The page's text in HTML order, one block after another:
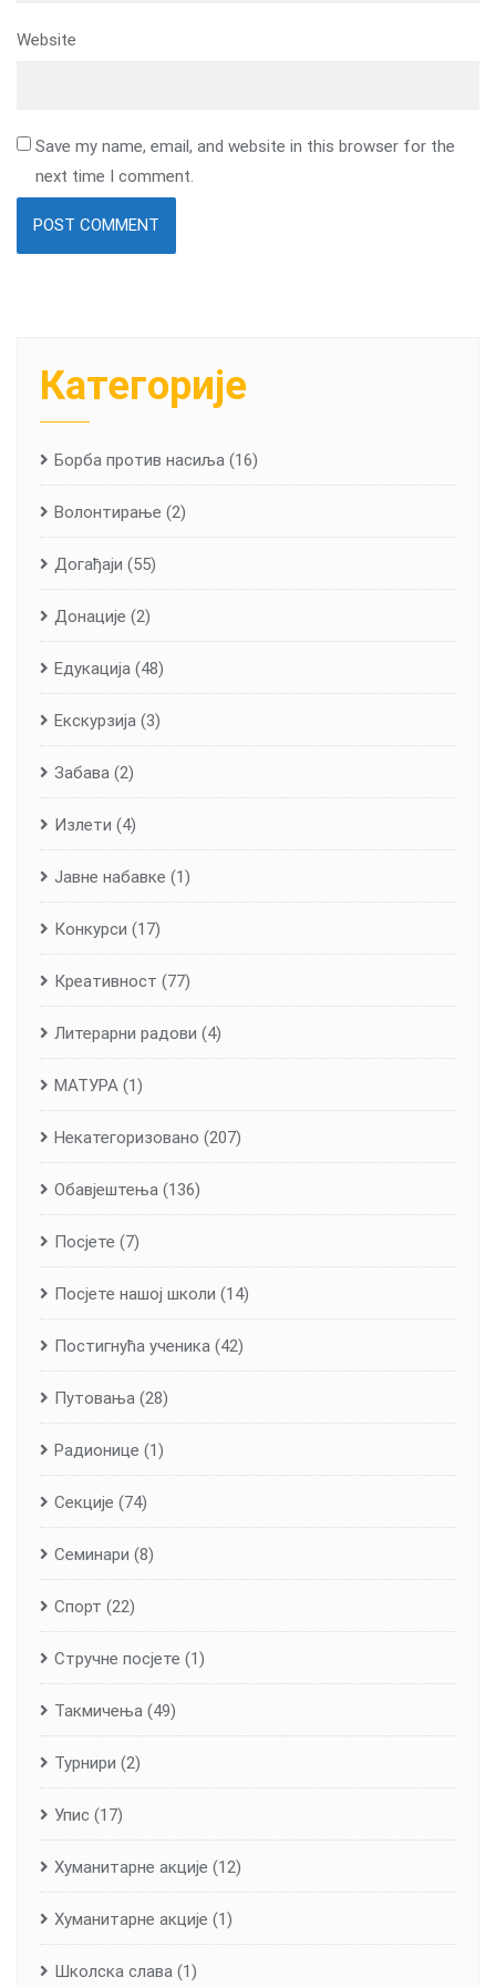
Website
Save my name, email, and website in this browser for the
next time I comment.
Категорије
Борба против насиља (16)
Волонтирање (2)
Догађаји (55)
Донације (2)
Едукација (48)
Екскурзија (3)
Забава (2)
Излети (4)
Јавне набавке (1)
Конкурси (17)
Креативност (77)
Литерарни радови (4)
МАТУРА (1)
Некатегоризовано (207)
Обавјештења (136)
Посјете (7)
Посјете нашој школи (14)
Постигнућа ученика (42)
Путовања (28)
Радионице (1)
Секције (74)
Семинари (8)
Спорт (22)
Стручне посјете (1)
Такмичења (49)
Турнири (2)
Упис (17)
Хуманитарне aкције (12)
Хуманитарне акције (1)
Школска слава (1)